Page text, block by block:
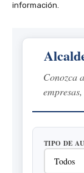
información.